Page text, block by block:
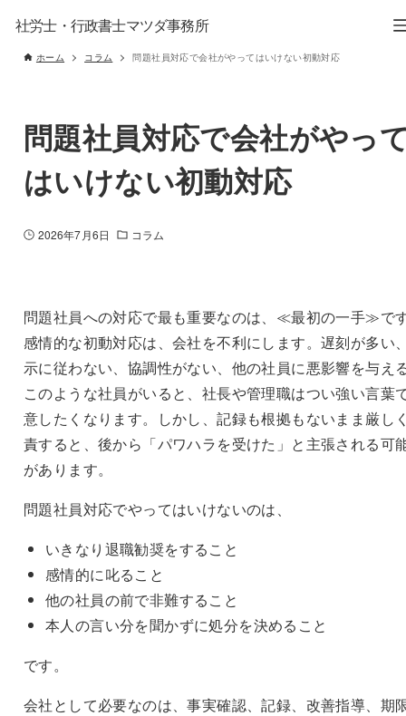
社労士・行政書士マツダ事務所
ホーム コラム 問題社員対応で会社がやってはいけない初動対応
問題社員対応で会社がやっ
はいけない初動対応
2026年7月6日 コラム
問題社員への対応で最も重要なのは、≪最初の一手≫で
感情的な初動対応は、会社を不利にします。遅刻が多い
示に従わない、協調性がない、他の社員に悪影響を与え
このような社員がいると、社長や管理職はつい強い言葉
意したくなります。しかし、記録も根拠もないまま厳し
責すると、後から「パワハラを受けた」と主張される可
があります。
問題社員対応でやってはいけないのは、
いきなり退職勧奨をすること
感情的に叱ること
他の社員の前で非難すること
本人の言い分を聞かずに処分を決めること
です。
会社として必要なのは、事実確認、記録、改善指導、期